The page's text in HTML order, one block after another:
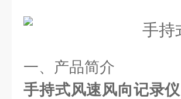
一、产品简介
手持式风速风向记录仪